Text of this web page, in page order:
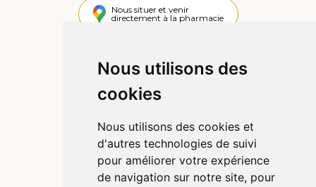
Nous utilisons des
cookies
Nous utilisons des cookies et
d'autres technologies de suivi
pour améliorer votre expérience
de navigation sur notre site, pour
Nous situer et venir
directement à la pharmacie
Informations
Qui sommes-nous ?
Poser une question
Déclarer un effet indésirable
Mentions légales